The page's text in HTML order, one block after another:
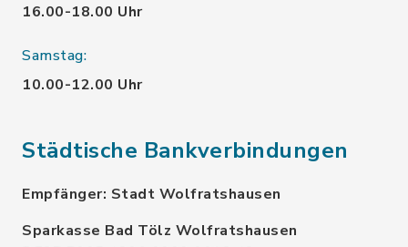
16.00-18.00 Uhr
Samstag:
10.00-12.00 Uhr
Städtische Bankverbindungen
Empfänger: Stadt Wolfratshausen
Sparkasse Bad Tölz Wolfratshausen